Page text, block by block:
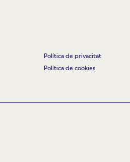
Política de privacitat
Política de cookies